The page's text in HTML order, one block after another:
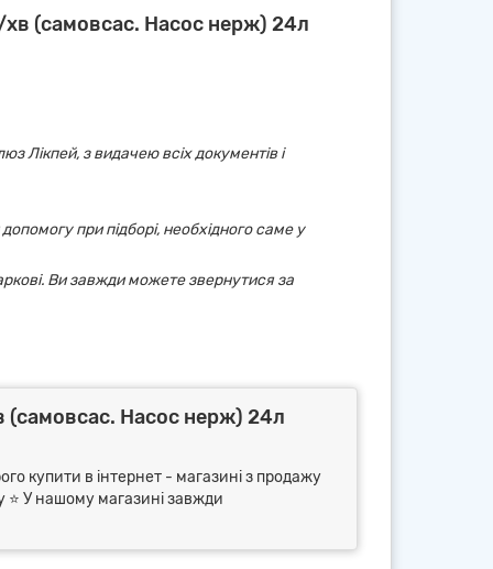
(самовсас. Насос нерж) 24л
Лікпей, з видачею всіх документів і
при підборі, необхідного саме у
Ви завжди можете звернутися за
(самовсас. Насос нерж) 24л
купити в інтернет - магазині з продажу
⭐ У нашому магазині завжди